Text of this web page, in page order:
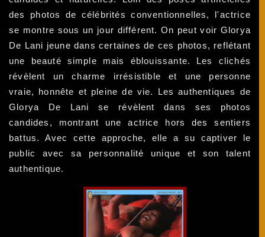
des photos de célébrités conventionnelles, l'actrice
se montre sous un jour différent. On peut voir Glorya
De Lani jeune dans certaines de ces photos, reflétant
une beauté simple mais éblouissante. Les clichés
révèlent un charme irrésistible et une personne
vraie, honnête et pleine de vie. Les authentiques de
Glorya De Lani se révèlent dans ses photos
candides, montrant une actrice hors des sentiers
battus. Avec cette approche, elle a su captiver le
public avec sa personnalité unique et son talent
authentique.